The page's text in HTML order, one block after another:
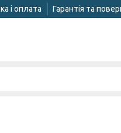
і оплата Гарантія та